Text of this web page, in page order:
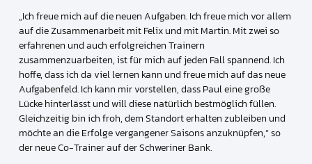
„Ich freue mich auf die neuen Aufgaben. Ich freue mich vor allem
auf die Zusammenarbeit mit Felix und mit Martin. Mit zwei so
erfahrenen und auch erfolgreichen Trainern
zusammenzuarbeiten, ist für mich auf jeden Fall spannend. Ich
hoffe, dass ich da viel lernen kann und freue mich auf das neue
Aufgabenfeld. Ich kann mir vorstellen, dass Paul eine große
Lücke hinterlässt und will diese natürlich bestmöglich füllen.
Gleichzeitig bin ich froh, dem Standort erhalten zubleiben und
möchte an die Erfolge vergangener Saisons anzuknüpfen,“ so
der neue Co-Trainer auf der Schweriner Bank.